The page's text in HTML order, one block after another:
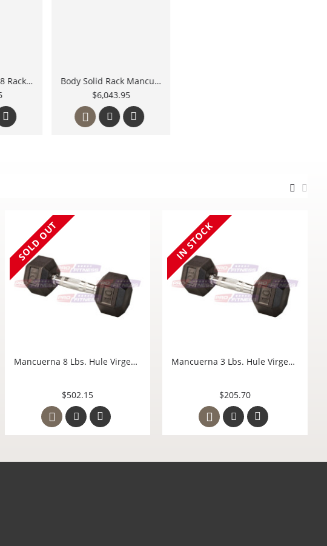
Mancuernas Hexagonales de Hule Cromadas juego 5 a 100 Lbs
Body Solid Paquete de Mancuernas de Hule de 1 a 10 Lbs con Rack BOS-GDR500
$53,596.95
IN STOCK
Mancuerna 12 Lbs. Hule Virgen Hexagonal Cromada Body Solid Mexico SDR12
$744.15
SOLD OUT
Mancuerna 8 Lbs. Hule Virgen Hexagonal Cromada Body Solid Mexico SDR8
$502.15